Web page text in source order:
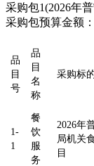
采购包1(2026年
采购包预算金额
品
目
号
品
目
名
称
采购标
1-
1
餐
饮
服
务
2026年
局机关
目